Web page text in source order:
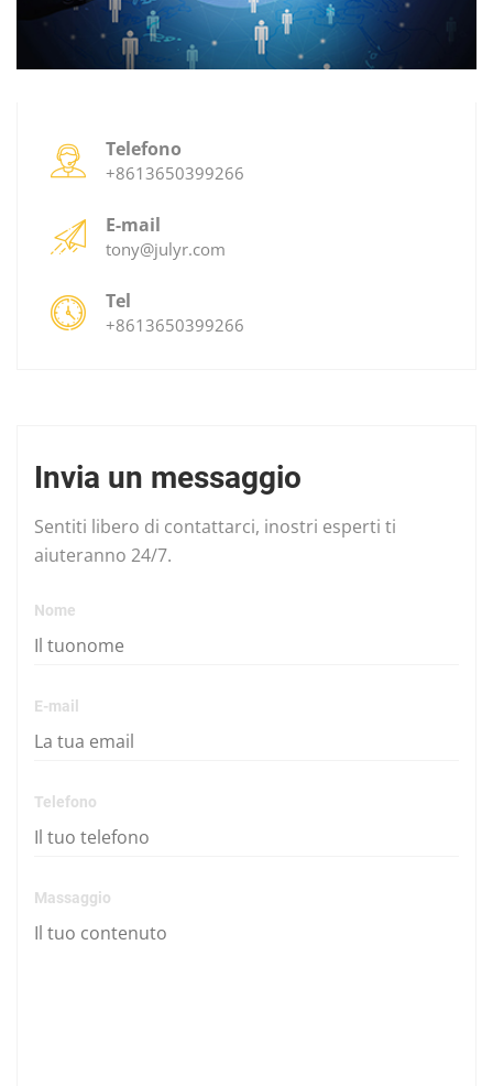
Telefono
+8613650399266
E-mail
tony@julyr.com
Tel
+8613650399266
Invia un messaggio
Sentiti libero di contattarci, inostri esperti ti
aiuteranno 24/7.
Nome
E-mail
Telefono
Massaggio